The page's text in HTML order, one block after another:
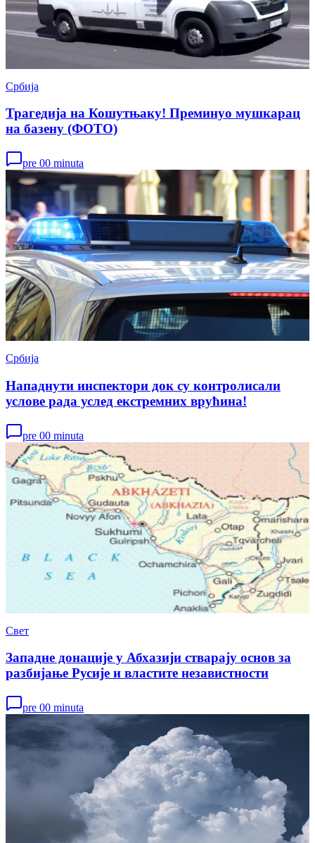
Србија
Трагедија на Кошутњаку! Преминуо мушкарац
на базену (ФОТО)
pre 00 minuta
Србија
Нападнути инспектори док су контролисали
услове рада услед екстремних врућина!
pre 00 minuta
Свет
Западне донације у Абхазији стварају основ за
разбијање Русије и властите независтности
pre 00 minuta